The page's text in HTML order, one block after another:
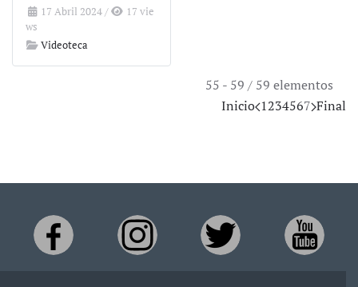
17 Abril 2024 /
17 vie
ws
Videoteca
55 - 59 / 59 elementos
Inicio 1234567 Final